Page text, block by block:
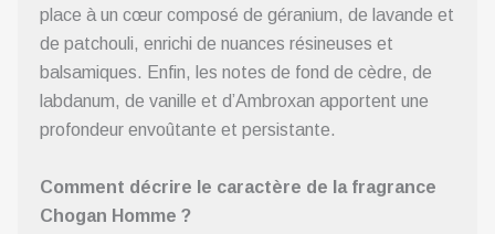
place à un cœur composé de géranium, de lavande et
de patchouli, enrichi de nuances résineuses et
balsamiques. Enfin, les notes de fond de cèdre, de
labdanum, de vanille et d’Ambroxan apportent une
profondeur envoûtante et persistante.
Comment décrire le caractère de la fragrance
Chogan Homme ?